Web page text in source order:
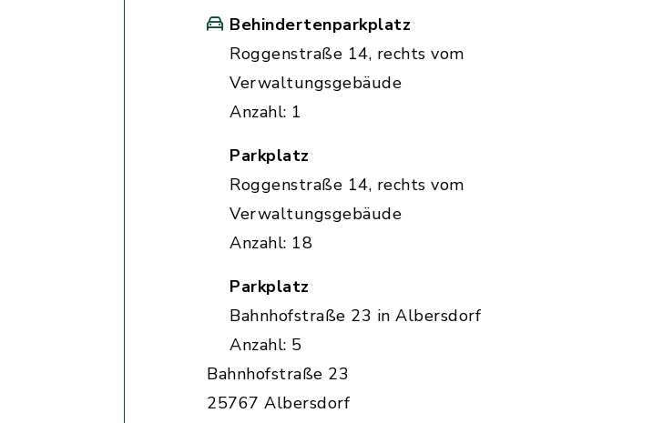
Behindertenparkplatz
Roggenstraße 14, rechts vom
Verwaltungsgebäude
Anzahl: 1
Parkplatz
Roggenstraße 14, rechts vom
Verwaltungsgebäude
Anzahl: 18
Parkplatz
Bahnhofstraße 23 in Albersdorf
Anzahl: 5
Bahnhofstraße 23
25767 Albersdorf